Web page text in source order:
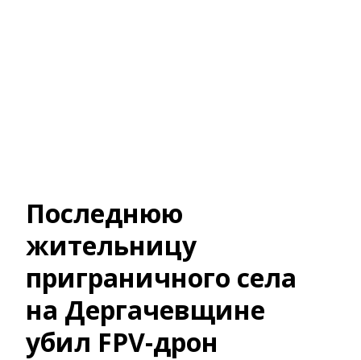
Последнюю
жительницу
приграничного села
на Дергачевщине
убил FPV-дрон